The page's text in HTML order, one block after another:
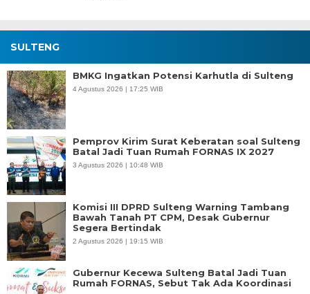
SULTENG
BMKG Ingatkan Potensi Karhutla di Sulteng
4 Agustus 2026 | 17:25 WIB
Pemprov Kirim Surat Keberatan soal Sulteng
Batal Jadi Tuan Rumah FORNAS IX 2027
3 Agustus 2026 | 10:48 WIB
Komisi III DPRD Sulteng Warning Tambang
Bawah Tanah PT CPM, Desak Gubernur
Segera Bertindak
2 Agustus 2026 | 19:15 WIB
Gubernur Kecewa Sulteng Batal Jadi Tuan
Rumah FORNAS, Sebut Tak Ada Koordinasi